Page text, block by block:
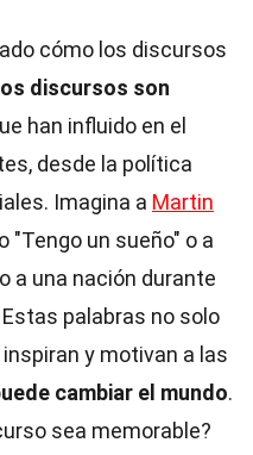
cómo los discursos
discursos son
han influido en el
desde la política
Imagina a Martin
"Tengo un sueño" o a
a una nación durante
Estas palabras no solo
y motivan a las
cambiar el mundo.
sea memorable?